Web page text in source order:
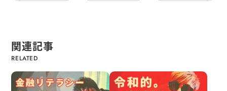
関連記事